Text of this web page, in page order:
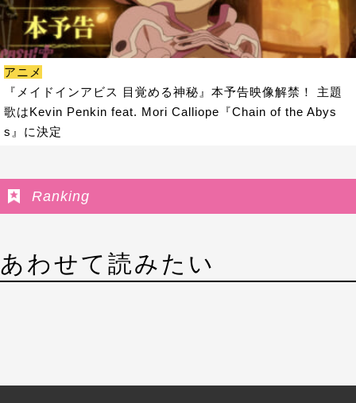
アニメ
『メイドインアビス 目覚める神秘』本予告映像解禁！ 主題
歌はKevin Penkin feat. Mori Calliope『Chain of the Abys
s』に決定
Ranking
あわせて読みたい